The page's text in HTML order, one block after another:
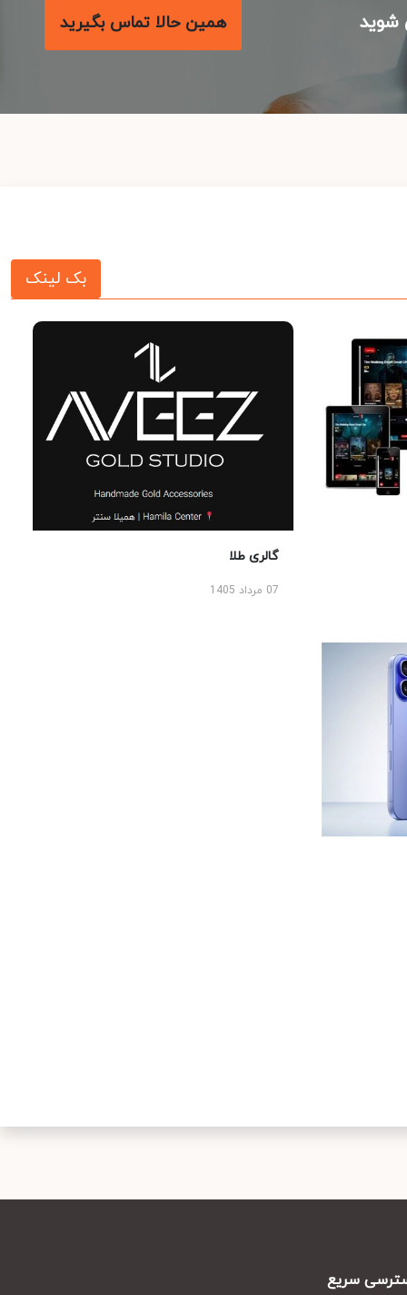
همین حالا تماس بگیرید
بک لینک
گالری طلا
07 مرداد 1405
سریع